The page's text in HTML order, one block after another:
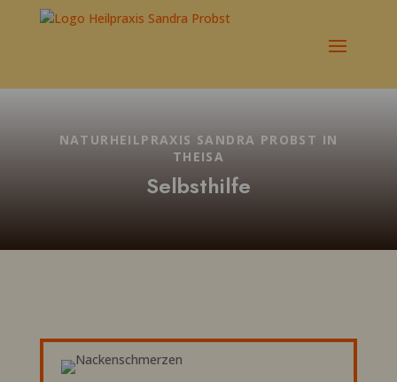
NATURHEILPRAXIS SANDRA PROBST IN
THEISA
Selbsthilfe